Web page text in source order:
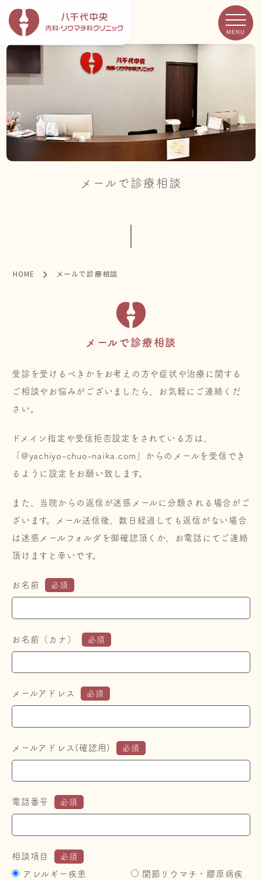
MENU
メールで診療相談
HOME メールで診療相談
メールで診療相談
受診を受けるべきかをお考えの方や症状や治療に関する
ご相談やお悩みがございましたら、お気軽にご連絡くだ
さい。
ドメイン指定や受信拒否設定をされている方は、
「@yachiyo-chuo-naika.com」からのメールを受信でき
るように設定をお願い致します。
また、当院からの返信が迷惑メールに分類される場合がご
ざいます。メール送信後、数日経過しても返信がない場合
は迷惑メールフォルダを御確認頂くか、お電話にてご連絡
頂けますと幸いです。
お名前 必須
お名前（カナ） 必須
メールアドレス 必須
メールアドレス(確認用) 必須
電話番号 必須
相談項目 必須
アレルギー疾患
関節リウマチ・膠原病疾